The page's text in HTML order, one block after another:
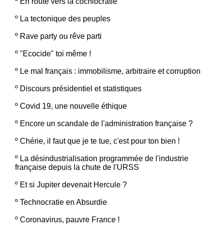
º La tectonique des peuples
º Rave party ou rêve parti
º "Ecocide" toi même !
º Le mal français : immobilisme, arbitraire et corruption
º Discours présidentiel et statistiques
º Covid 19, une nouvelle éthique
º Encore un scandale de l'administration française ?
º Chérie, il faut que je te tue, c'est pour ton bien !
º La désindustrialisation programmée de l'industrie
française depuis la chute de l'URSS
º Et si Jupiter devenait Hercule ?
º Technocratie en Absurdie
º Coronavirus, pauvre France !